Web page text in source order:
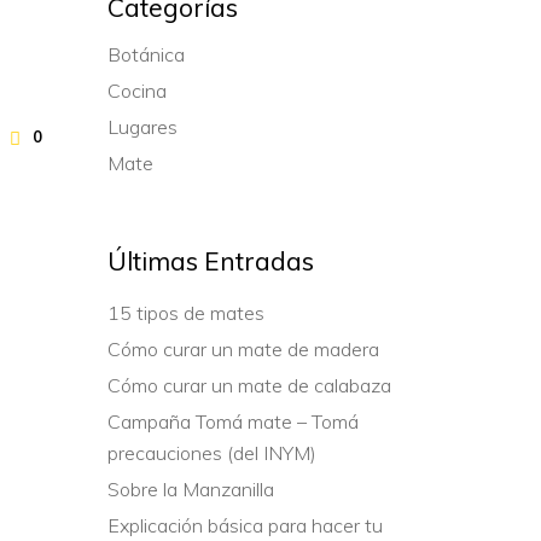
0
Categorías
Botánica
Cocina
Lugares
Mate
Últimas Entradas
15 tipos de mates
Cómo curar un mate de madera
Cómo curar un mate de calabaza
Campaña Tomá mate – Tomá
precauciones (del INYM)
Sobre la Manzanilla
Explicación básica para hacer tu